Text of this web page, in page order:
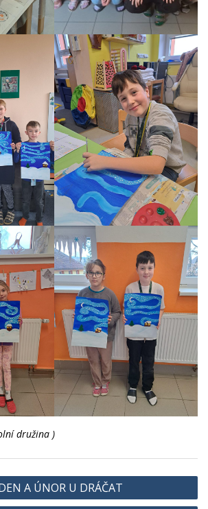
družina )
A ÚNOR U DRÁČAT